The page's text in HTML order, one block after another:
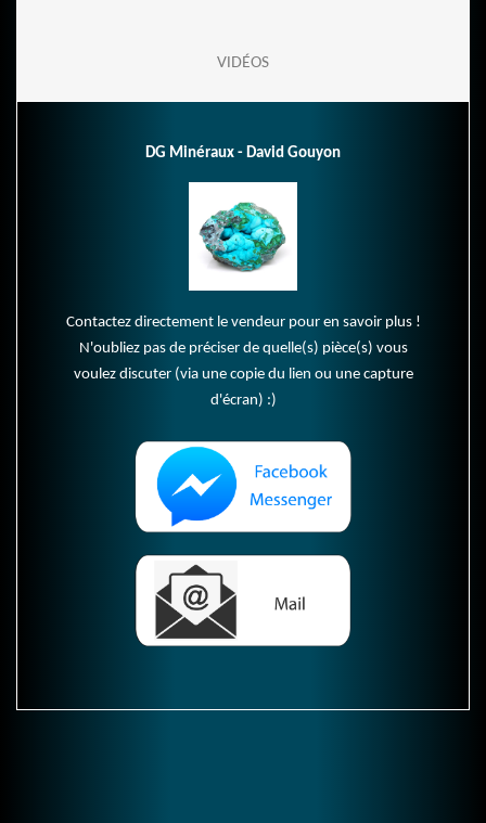
VIDÉOS
DG Minéraux - David Gouyon
Contactez directement le vendeur pour en savoir plus !
N'oubliez pas de préciser de quelle(s) pièce(s) vous
voulez discuter (via une copie du lien ou une capture
d'écran) :)